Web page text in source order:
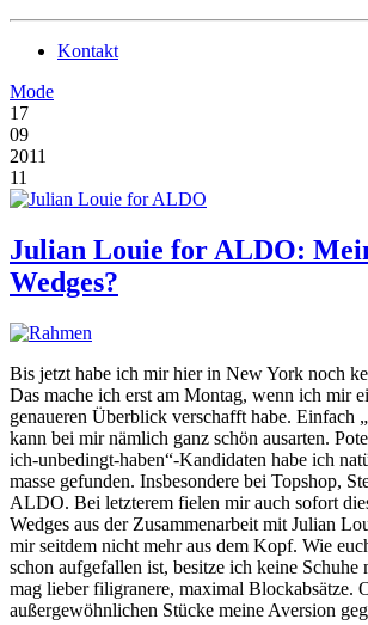
Kontakt
Mode
17
09
2011
11
Julian Louie for ALDO:
Wedges?
Bis jetzt habe ich mir hier in New York noch
Das mache ich erst am Montag, wenn ich mir
genaueren Überblick verschafft habe. Einfach
kann bei mir nämlich ganz schön ausarten.
ich-unbedingt-haben“-Kandidaten habe ich
masse gefunden. Insbesondere bei Topshop,
ALDO. Bei letzterem fielen mir auch sofort
Wedges aus der Zusammenarbeit mit Julian
mir seitdem nicht mehr aus dem Kopf. Wie
schon aufgefallen ist, besitze ich keine Schuhe
mag lieber filigranere, maximal Blockabsätze.
außergewöhnlichen Stücke meine Aversion